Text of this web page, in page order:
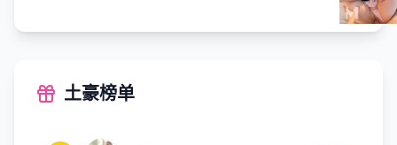
土豪榜单